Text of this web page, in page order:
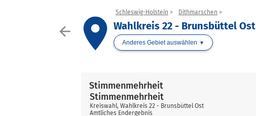
arrow_back place
Schleswig-Holstein Dithmarschen
Wahlkreis 22 - Brunsbüttel Ost
Anderes Gebiet auswählen
Stimmenmehrheit
Stimmenmehrheit
Kreiswahl, Wahlkreis 22 - Brunsbüttel Ost
Amtliches Endergebnis